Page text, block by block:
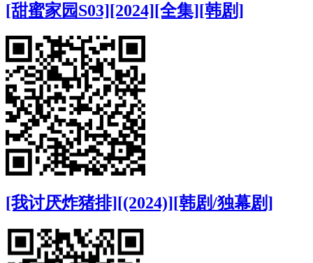
[甜蜜家园S03][2024][全集][韩剧]
[我讨厌炸猪排][(2024)][韩剧/独幕剧]